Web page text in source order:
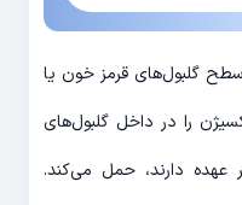
گلبول‌های قرمز خون یا
را در داخل گلبول‌های
عهده دارند، حمل می‌کند.